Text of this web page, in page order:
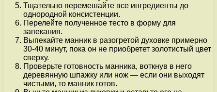
Тщательно перемешайте все ингредиенты до
однородной консистенции.
Перелейте полученное тесто в форму для
запекания.
Выпекайте манник в разогретой духовке примерно
30-40 минут, пока он не приобретет золотистый цвет
сверху.
Проверьте готовность манника, воткнув в него
деревянную шпажку или нож — если они выходят
чистыми, то манник готов.